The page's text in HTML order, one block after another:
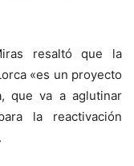
resaltó que la
«es un proyecto
que va a aglutinar
la reactivación